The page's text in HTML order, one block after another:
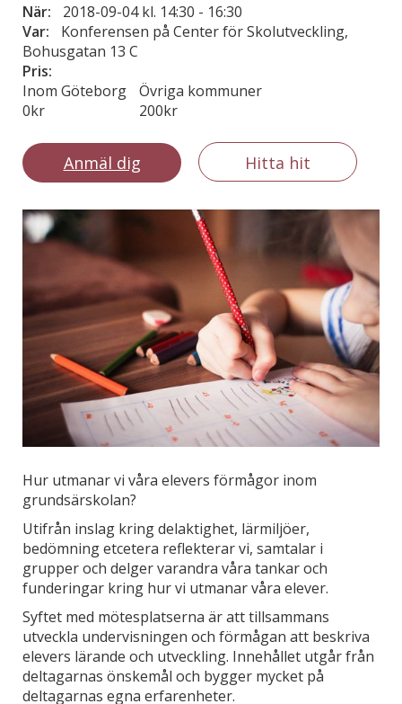
När: 2018-09-04 kl. 14:30 - 16:30
Var:
Konferensen på Center för Skolutveckling,
Bohusgatan 13 C
Pris:
Inom Göteborg
0kr
Övriga kommuner
200kr
Anmäl dig Hitta hit
Hur utmanar vi våra elevers förmågor inom
grundsärskolan?
Utifrån inslag kring delaktighet, lärmiljöer,
bedömning etcetera reflekterar vi, samtalar i
grupper och delger varandra våra tankar och
funderingar kring hur vi utmanar våra elever.
Syftet med mötesplatserna är att tillsammans
utveckla undervisningen och förmågan att beskriva
elevers lärande och utveckling. Innehållet utgår från
deltagarnas önskemål och bygger mycket på
deltagarnas egna erfarenheter.